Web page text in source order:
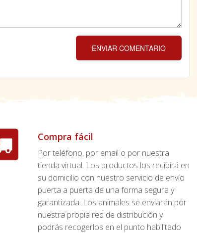
ENVIAR COMENTARIO
Compra fácil
Por teléfono, por email o por nuestra
tienda virtual. Los productos los recibirá en
su domicilio con nuestro servicio de envío
puerta a puerta de una forma segura y
garantizada. Los animales se enviarán por
nuestra propia red de distribución y
podrás recogerlos en el punto habilitado